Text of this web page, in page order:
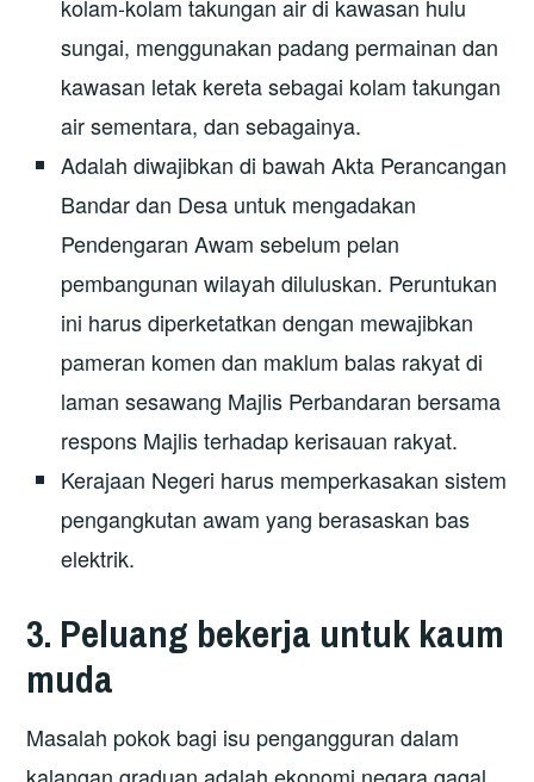
kolam-kolam takungan air di kawasan hulu
sungai, menggunakan padang permainan dan
kawasan letak kereta sebagai kolam takungan
air sementara, dan sebagainya.
Adalah diwajibkan di bawah Akta Perancangan
Bandar dan Desa untuk mengadakan
Pendengaran Awam sebelum pelan
pembangunan wilayah diluluskan. Peruntukan
ini harus diperketatkan dengan mewajibkan
pameran komen dan maklum balas rakyat di
laman sesawang Majlis Perbandaran bersama
respons Majlis terhadap kerisauan rakyat.
Kerajaan Negeri harus memperkasakan sistem
pengangkutan awam yang berasaskan bas
elektrik.
3. Peluang bekerja untuk kaum
muda
Masalah pokok bagi isu pengangguran dalam